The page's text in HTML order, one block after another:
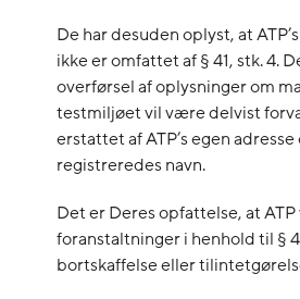
De har desuden oplyst, at
ikke er omfattet af § 41, stk. 4.
overførsel af oplysninger om
testmiljøet vil være delvist
erstattet af ATP’s egen
registreredes navn.
Det er Deres opfattelse, at
foranstaltninger i henhold til §
bortskaffelse eller